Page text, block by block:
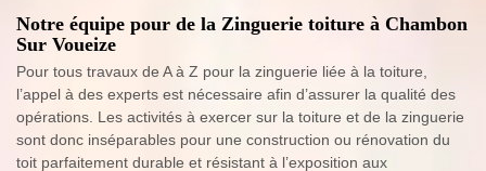
Notre équipe pour de la Zinguerie toiture à Chambon
Sur Voueize
Pour tous travaux de A à Z pour la zinguerie liée à la toiture,
l’appel à des experts est nécessaire afin d’assurer la qualité des
opérations. Les activités à exercer sur la toiture et de la zinguerie
sont donc inséparables pour une construction ou rénovation du
toit parfaitement durable et résistant à l’exposition aux